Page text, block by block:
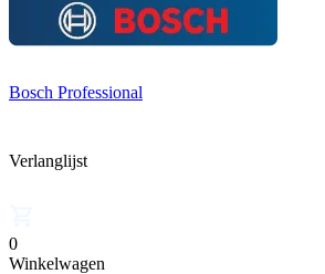
Bosch Professional
Verlanglijst
0
Winkelwagen